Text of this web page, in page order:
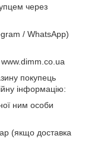
через
/ WhatsApp)
www.dimm.co.ua
покупець
інформацію:
ним особи
(якщо доставка